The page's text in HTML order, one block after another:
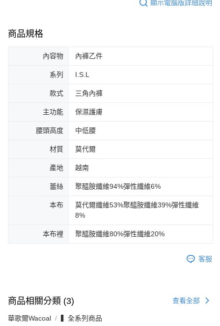
顯示電腦版詳細說明
商品規格
內容物 內褲乙件
系列 I.S.L
款式 三角內褲
主功能 保濕護膚
腰頭高度 中低腰
材質 莫代爾
產地 越南
蕾絲 聚醯胺纖維94%彈性纖維6%
本布
莫代爾纖維53%聚醯胺纖維39%彈性纖維
8%
本布裡 聚醯胺纖維80%彈性纖維20%
客服
商品相關分類 (3) 查看全部
華歌爾Wacoal ▍全系列商品